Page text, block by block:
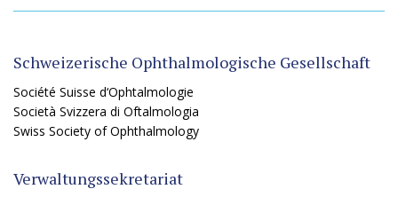
Schweizerische Ophthalmologische Gesellschaft
Société Suisse d‘Ophtalmologie
Società Svizzera di Oftalmologia
Swiss Society of Ophthalmology
Verwaltungssekretariat